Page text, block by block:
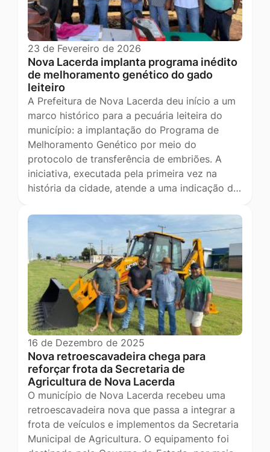
23 de Fevereiro de 2026
Nova Lacerda implanta programa inédito
de melhoramento genético do gado
leiteiro
A Prefeitura de Nova Lacerda deu início a um
marco histórico para a pecuária leiteira do
município: a implantação do Programa de
Melhoramento Genético por meio do
protocolo de transferência de embriões. A
iniciativa, executada pela primeira vez na
história da cidade, atende a uma indicação d…
16 de Dezembro de 2025
Nova retroescavadeira chega para
reforçar frota da Secretaria de
Agricultura de Nova Lacerda
O município de Nova Lacerda recebeu uma
retroescavadeira nova que passa a integrar a
frota de veículos e implementos da Secretaria
Municipal de Agricultura. O equipamento foi